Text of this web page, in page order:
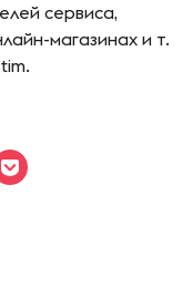
сервиса,
магазинах и т.